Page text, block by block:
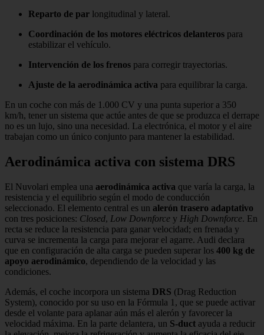
Reparto de par longitudinal y lateral.
Coordinación de los motores eléctricos delanteros para
estabilizar el vehículo.
Intervención de los frenos para corregir trayectorias.
Ajuste de la aerodinámica activa para equilibrar la carga.
En un coche con más de 1.000 CV y una punta superior a 350
km/h, tener un sistema que actúe antes de que se produzca el derrape
no es un lujo, sino una necesidad. La electrónica, el motor y el aire
trabajan como un único conjunto para mantener la estabilidad.
Aerodinámica activa con sistema DRS
El Nuvolari emplea una aerodinámica activa que varía la carga, la
resistencia y el equilibrio según el modo de conducción
seleccionado. El elemento central es un alerón trasero adaptativo
con tres posiciones: Closed, Low Downforce y High Downforce. En
recta se reduce la resistencia para ganar velocidad; en frenada y
curva se incrementa la carga para mejorar el agarre. Audi declara
que en configuración de alta carga se pueden superar los 400 kg de
apoyo aerodinámico, dependiendo de la velocidad y las
condiciones.
Además, el coche incorpora un sistema DRS (Drag Reduction
System), conocido por su uso en la Fórmula 1, que se puede activar
desde el volante para aplanar aún más el alerón y favorecer la
velocidad máxima. En la parte delantera, un S-duct ayuda a reducir